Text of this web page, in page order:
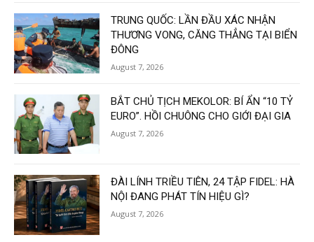
TRUNG QUỐC: LẦN ĐẦU XÁC NHẬN
THƯƠNG VONG, CĂNG THẲNG TẠI BIỂN
ĐÔNG
August 7, 2026
BẮT CHỦ TỊCH MEKOLOR: BÍ ẨN “10 TỶ
EURO”. HỒI CHUÔNG CHO GIỚI ĐẠI GIA
August 7, 2026
ĐÀI LÍNH TRIỀU TIÊN, 24 TẬP FIDEL: HÀ
NỘI ĐANG PHÁT TÍN HIỆU GÌ?
August 7, 2026